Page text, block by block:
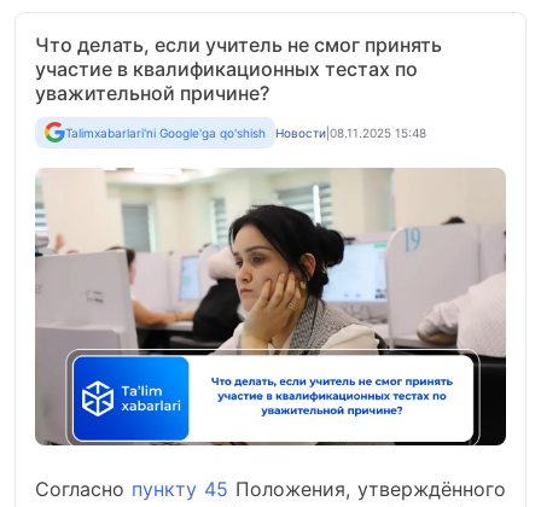
Что делать, если учитель не смог принять
участие в квалификационных тестах по
уважительной причине?
Talimxabarlari'ni Google'ga qo'shish Новости 08.11.2025 15:48
Согласно пункту 45 Положения, утверждённого